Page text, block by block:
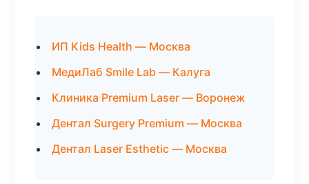
ИП Kids Health — Москва
МедиЛаб Smile Lab — Калуга
Клиника Premium Laser — Воронеж
Дентал Surgery Premium — Москва
Дентал Laser Esthetic — Москва